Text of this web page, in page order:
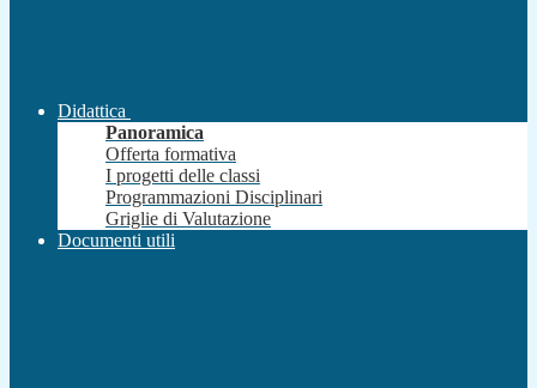
Didattica
Panoramica
Offerta formativa
I progetti delle classi
Programmazioni Disciplinari
Griglie di Valutazione
Documenti utili